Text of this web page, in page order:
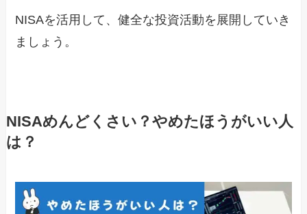
NISAを活用して、健全な投資活動を展開していき
ましょう。
NISAめんどくさい？やめたほうがいい人
は？